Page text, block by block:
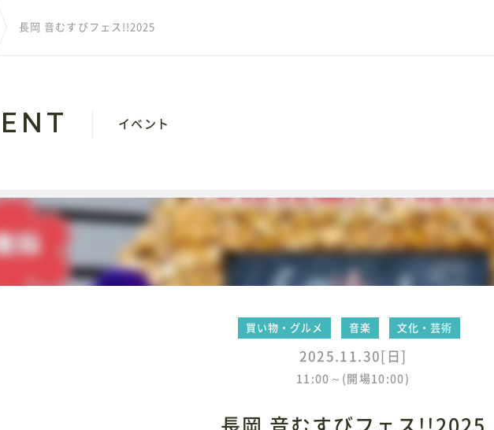
長岡 音むすびフェス!!2025
イベント
買い物・グルメ 音楽 文化・芸術
2025.11.30[日]
11:00～(開場10:00)
長岡 音むすびフェス!!2025
Aôre Nagaoka
〒940-0062
新潟県長岡市大手通1丁目4番地10